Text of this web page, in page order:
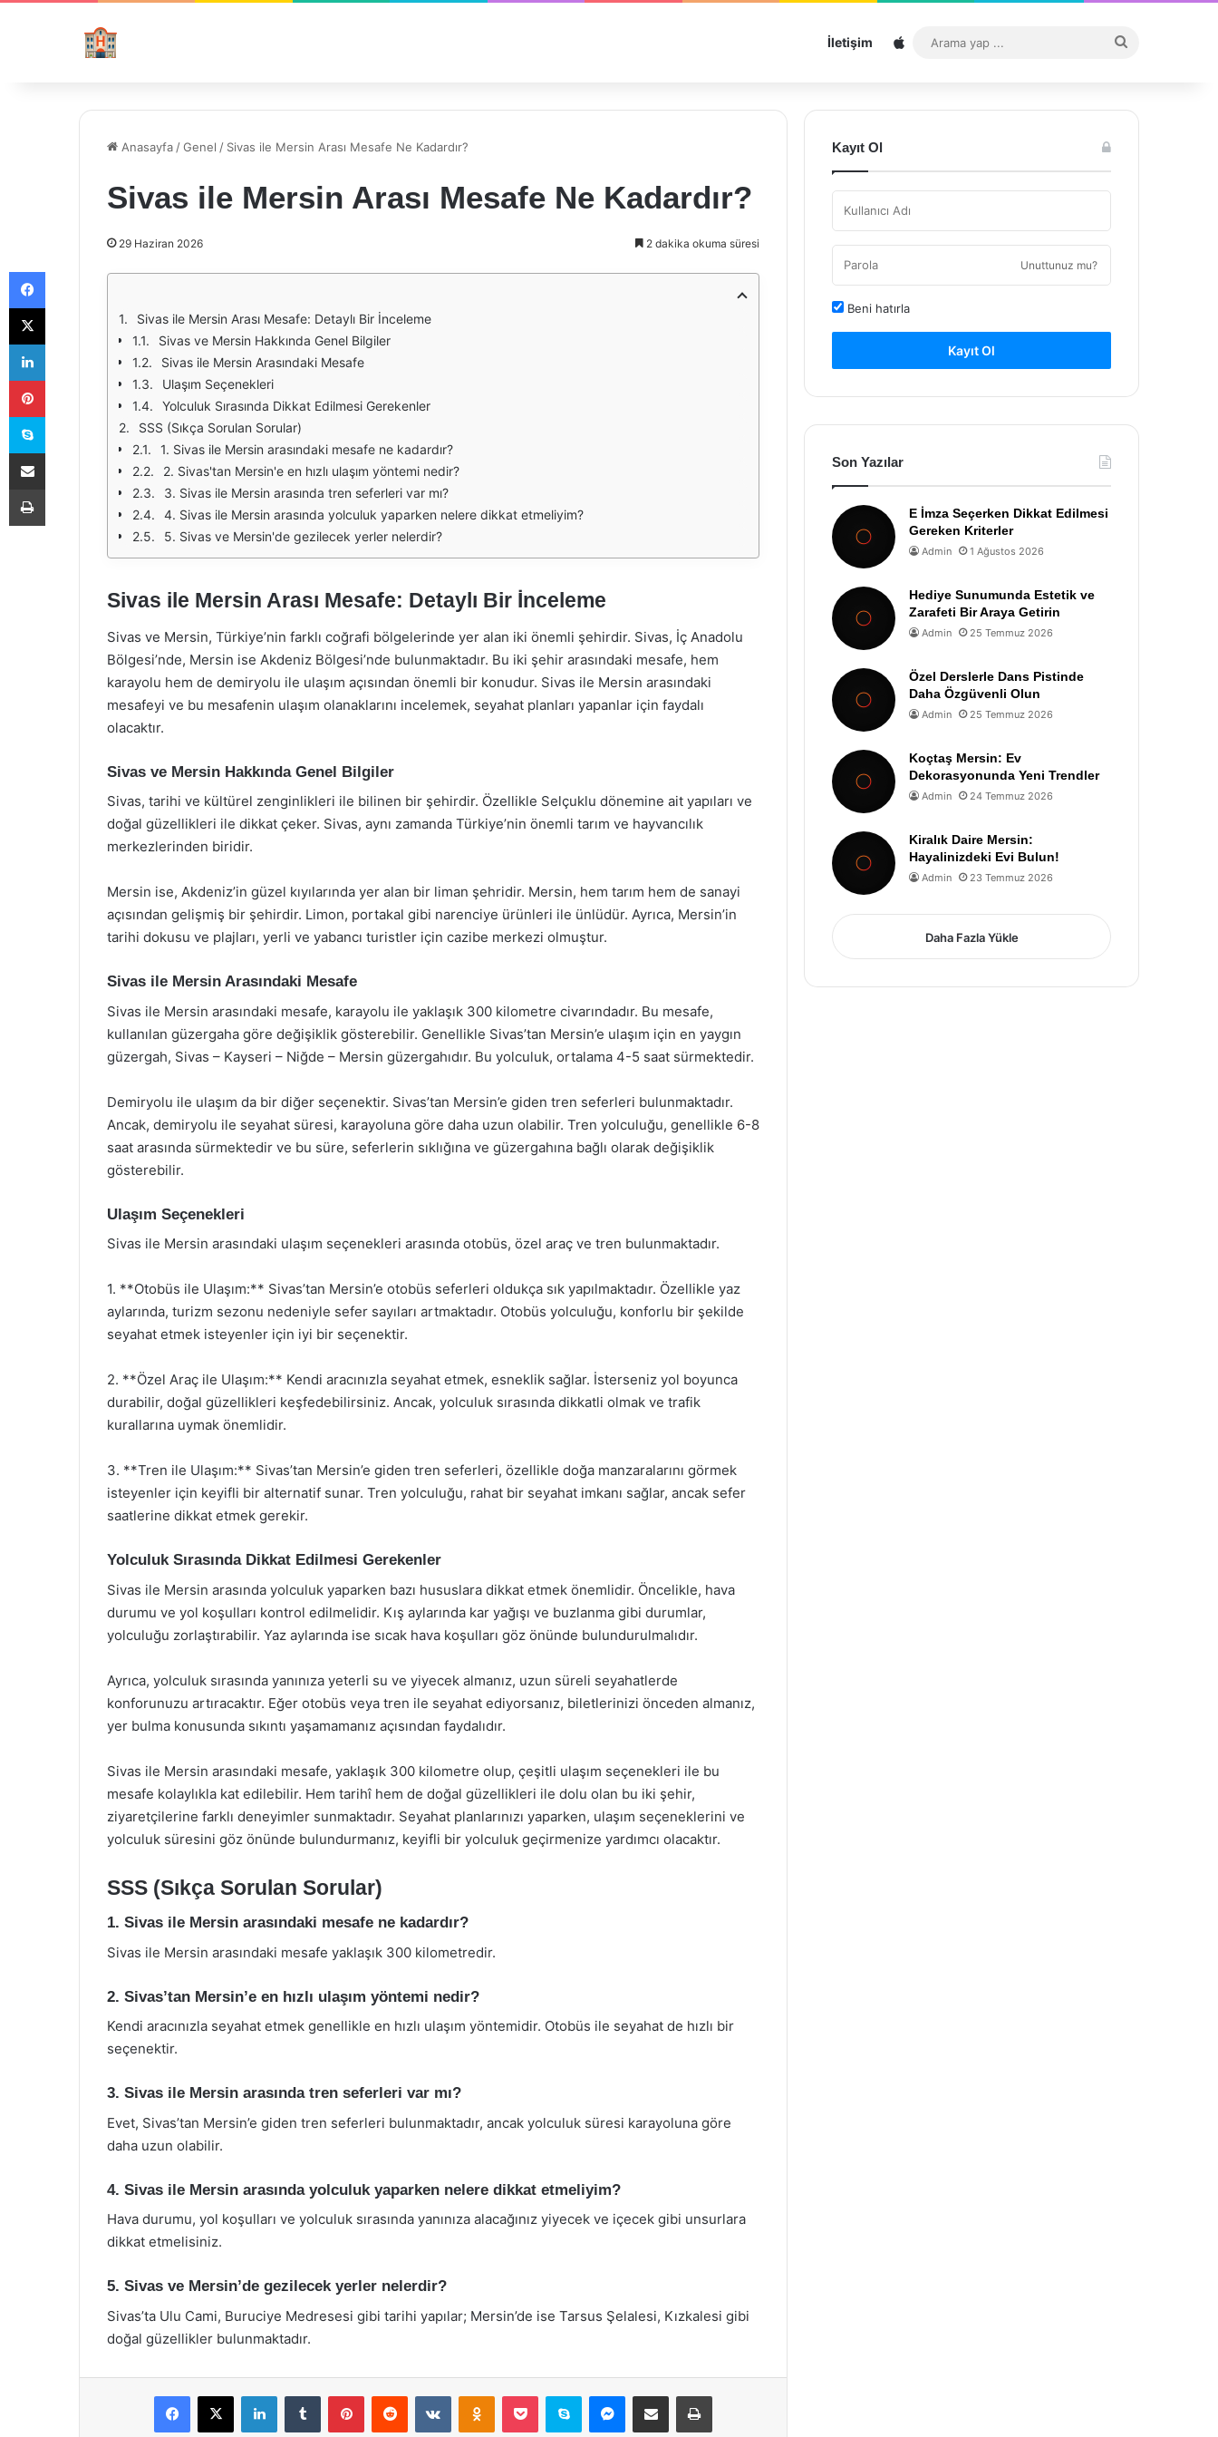
İletişim Sitemap
...
Anasayfa /Genel / Sivas ile Mersin Arası Mesafe Ne Kadardır?
Sivas ile Mersin Arası Mesafe Ne Kadardır?
29 Haziran 2026 2 dakika okuma süresi
Sivas ile Mersin Arası Mesafe: Detaylı Bir İnceleme
Sivas ve Mersin Hakkında Genel Bilgiler
Sivas ile Mersin Arasındaki Mesafe
Ulaşım Seçenekleri
Yolculuk Sırasında Dikkat Edilmesi Gerekenler
SSS (Sıkça Sorulan Sorular)
1. Sivas ile Mersin arasındaki mesafe ne kadardır?
2. Sivas'tan Mersin'e en hızlı ulaşım yöntemi nedir?
3. Sivas ile Mersin arasında tren seferleri var mı?
4. Sivas ile Mersin arasında yolculuk yaparken nelere dikkat etmeliyim?
5. Sivas ve Mersin'de gezilecek yerler nelerdir?
Sivas ile Mersin Arası Mesafe: Detaylı Bir İnceleme
Sivas ve Mersin, Türkiye’nin farklı coğrafi bölgelerinde yer alan iki önemli şehirdir. Sivas, İç Anadolu
Bölgesi’nde, Mersin ise Akdeniz Bölgesi’nde bulunmaktadır. Bu iki şehir arasındaki mesafe, hem
karayolu hem de demiryolu ile ulaşım açısından önemli bir konudur. Sivas ile Mersin arasındaki
mesafeyi ve bu mesafenin ulaşım olanaklarını incelemek, seyahat planları yapanlar için faydalı
olacaktır.
Sivas ve Mersin Hakkında Genel Bilgiler
Sivas, tarihi ve kültürel zenginlikleri ile bilinen bir şehirdir. Özellikle Selçuklu dönemine ait yapıları ve
doğal güzellikleri ile dikkat çeker. Sivas, aynı zamanda Türkiye’nin önemli tarım ve hayvancılık
merkezlerinden biridir.
Mersin ise, Akdeniz’in güzel kıyılarında yer alan bir liman şehridir. Mersin, hem tarım hem de sanayi
açısından gelişmiş bir şehirdir. Limon, portakal gibi narenciye ürünleri ile ünlüdür. Ayrıca, Mersin’in
tarihi dokusu ve plajları, yerli ve yabancı turistler için cazibe merkezi olmuştur.
Sivas ile Mersin Arasındaki Mesafe
Sivas ile Mersin arasındaki mesafe, karayolu ile yaklaşık 300 kilometre civarındadır. Bu mesafe,
kullanılan güzergaha göre değişiklik gösterebilir. Genellikle Sivas’tan Mersin’e ulaşım için en yaygın
güzergah, Sivas – Kayseri – Niğde – Mersin güzergahıdır. Bu yolculuk, ortalama 4-5 saat sürmektedir.
Demiryolu ile ulaşım da bir diğer seçenektir. Sivas’tan Mersin’e giden tren seferleri bulunmaktadır.
Ancak, demiryolu ile seyahat süresi, karayoluna göre daha uzun olabilir. Tren yolculuğu, genellikle 6-8
saat arasında sürmektedir ve bu süre, seferlerin sıklığına ve güzergahına bağlı olarak değişiklik
gösterebilir.
Ulaşım Seçenekleri
Sivas ile Mersin arasındaki ulaşım seçenekleri arasında otobüs, özel araç ve tren bulunmaktadır.
1. **Otobüs ile Ulaşım:** Sivas’tan Mersin’e otobüs seferleri oldukça sık yapılmaktadır. Özellikle yaz
aylarında, turizm sezonu nedeniyle sefer sayıları artmaktadır. Otobüs yolculuğu, konforlu bir şekilde
seyahat etmek isteyenler için iyi bir seçenektir.
2. **Özel Araç ile Ulaşım:** Kendi aracınızla seyahat etmek, esneklik sağlar. İsterseniz yol boyunca
durabilir, doğal güzellikleri keşfedebilirsiniz. Ancak, yolculuk sırasında dikkatli olmak ve trafik
kurallarına uymak önemlidir.
3. **Tren ile Ulaşım:** Sivas’tan Mersin’e giden tren seferleri, özellikle doğa manzaralarını görmek
isteyenler için keyifli bir alternatif sunar. Tren yolculuğu, rahat bir seyahat imkanı sağlar, ancak sefer
saatlerine dikkat etmek gerekir.
Yolculuk Sırasında Dikkat Edilmesi Gerekenler
Sivas ile Mersin arasında yolculuk yaparken bazı hususlara dikkat etmek önemlidir. Öncelikle, hava
durumu ve yol koşulları kontrol edilmelidir. Kış aylarında kar yağışı ve buzlanma gibi durumlar,
yolculuğu zorlaştırabilir. Yaz aylarında ise sıcak hava koşulları göz önünde bulundurulmalıdır.
Ayrıca, yolculuk sırasında yanınıza yeterli su ve yiyecek almanız, uzun süreli seyahatlerde
konforunuzu artıracaktır. Eğer otobüs veya tren ile seyahat ediyorsanız, biletlerinizi önceden almanız,
yer bulma konusunda sıkıntı yaşamamanız açısından faydalıdır.
Sivas ile Mersin arasındaki mesafe, yaklaşık 300 kilometre olup, çeşitli ulaşım seçenekleri ile bu
mesafe kolaylıkla kat edilebilir. Hem tarihî hem de doğal güzellikleri ile dolu olan bu iki şehir,
ziyaretçilerine farklı deneyimler sunmaktadır. Seyahat planlarınızı yaparken, ulaşım seçeneklerini ve
yolculuk süresini göz önünde bulundurmanız, keyifli bir yolculuk geçirmenize yardımcı olacaktır.
SSS (Sıkça Sorulan Sorular)
1. Sivas ile Mersin arasındaki mesafe ne kadardır?
Sivas ile Mersin arasındaki mesafe yaklaşık 300 kilometredir.
2. Sivas’tan Mersin’e en hızlı ulaşım yöntemi nedir?
Kendi aracınızla seyahat etmek genellikle en hızlı ulaşım yöntemidir. Otobüs ile seyahat de hızlı bir
seçenektir.
3. Sivas ile Mersin arasında tren seferleri var mı?
Evet, Sivas’tan Mersin’e giden tren seferleri bulunmaktadır, ancak yolculuk süresi karayoluna göre
daha uzun olabilir.
4. Sivas ile Mersin arasında yolculuk yaparken nelere dikkat etmeliyim?
Hava durumu, yol koşulları ve yolculuk sırasında yanınıza alacağınız yiyecek ve içecek gibi unsurlara
dikkat etmelisiniz.
5. Sivas ve Mersin’de gezilecek yerler nelerdir?
Sivas’ta Ulu Cami, Buruciye Medresesi gibi tarihi yapılar; Mersin’de ise Tarsus Şelalesi, Kızkalesi gibi
doğal güzellikler bulunmaktadır.
Facebook
X LinkedInTumblr PinterestReddit VKontakteOdnoklassniki
Pocket Skype Messenger
E-Posta ile paylaş Yazdır
Kayıt Ol
Unuttunuz mu?
Beni hatırla
Kayıt Ol
Son Yazılar
E İmza Seçerken Dikkat Edilmesi
Gereken Kriterler
Admin 1 Ağustos 2026
Hediye Sunumunda Estetik ve
Zarafeti Bir Araya Getirin
Admin 25 Temmuz 2026
Özel Derslerle Dans Pistinde
Daha Özgüvenli Olun
Admin 25 Temmuz 2026
Koçtaş Mersin: Ev
Dekorasyonunda Yeni Trendler
Admin 24 Temmuz 2026
Kiralık Daire Mersin:
Hayalinizdeki Evi Bulun!
Admin 23 Temmuz 2026
Daha Fazla Yükle
Facebook
X
LinkedIn
Pinterest
Skype
E-Posta ile paylaş